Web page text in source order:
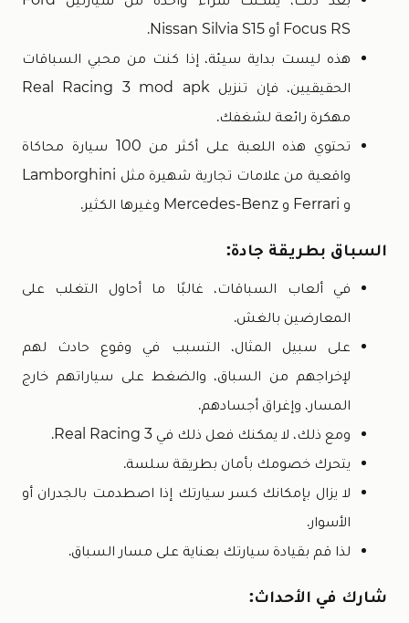
Focus RS أو Nissan Silvia S15.
هذه ليست بداية سيئة، إذا كنت من محبي السباقات
الحقيقيين، فإن تنزيل Real Racing 3 mod apk
مهكرة رائعة لشغفك.
تحتوي هذه اللعبة على أكثر من 100 سيارة محاكاة
واقعية من علامات تجارية شهيرة مثل Lamborghini
و Ferrari و Mercedes-Benz وغيرها الكثير.
السباق بطريقة جادة:
في ألعاب السباقات، غالبًا ما أحاول التغلب على
المعارضين بالغش.
على سبيل المثال، التسبب في وقوع حادث لهم
لإخراجهم من السباق، والضغط على سياراتهم خارج
المسار، وإغراق أجسادهم.
ومع ذلك، لا يمكنك فعل ذلك في Real Racing 3.
يتحرك خصومك بأمان بطريقة سلسة.
لا يزال بإمكانك كسر سيارتك إذا اصطدمت بالجدران أو
الأسوار.
لذا قم بقيادة سيارتك بعناية على مسار السباق.
شارك في الأحداث: